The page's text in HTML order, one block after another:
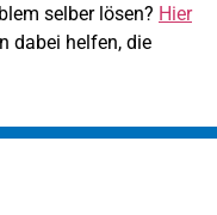
selber lösen? Hier
dabei helfen, die